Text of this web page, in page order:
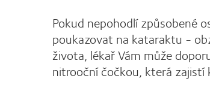
Pokud nepohodlí způsobené
poukazovat na kataraktu -
života, lékař Vám může
nitrooční čočkou, která zajistí